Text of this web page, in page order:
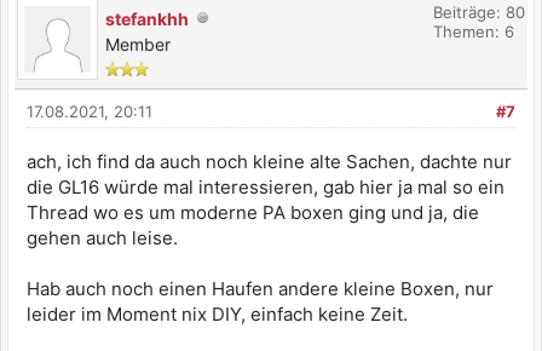
stefankhh
Member
Beiträge: 80
Themen: 6
#7
17.08.2021, 20:11
ach, ich find da auch noch kleine alte Sachen, dachte nur
die GL16 würde mal interessieren, gab hier ja mal so ein
Thread wo es um moderne PA boxen ging und ja, die
gehen auch leise.
Hab auch noch einen Haufen andere kleine Boxen, nur
leider im Moment nix DIY, einfach keine Zeit.